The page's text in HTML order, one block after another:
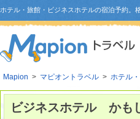
ホテル・旅館・ビジネスホテルの宿泊予約。
Mapion > マピオントラベル > ホテル
ビジネスホテル かも